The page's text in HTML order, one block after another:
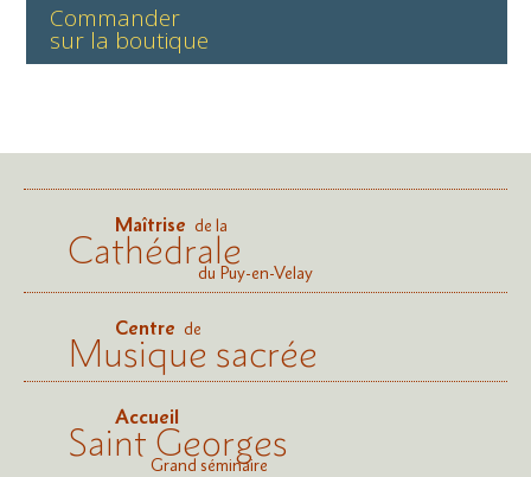
Commander
sur la boutique
Maîtrise de la
Cathédraledu Puy-en-Velay
Centre de
Musique sacrée
Accueil
Saint Georges
Grand séminaire